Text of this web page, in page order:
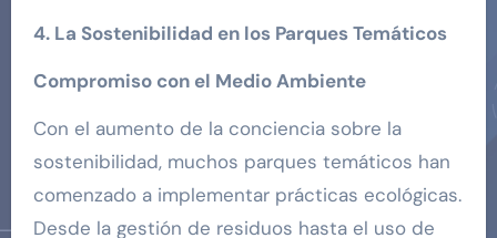
4. La Sostenibilidad en los Parques Temáticos
Compromiso con el Medio Ambiente
Con el aumento de la conciencia sobre la
sostenibilidad, muchos parques temáticos han
comenzado a implementar prácticas ecológicas.
Desde la gestión de residuos hasta el uso de